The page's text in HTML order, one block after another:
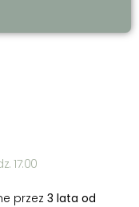
17:00
przez 3 lata od